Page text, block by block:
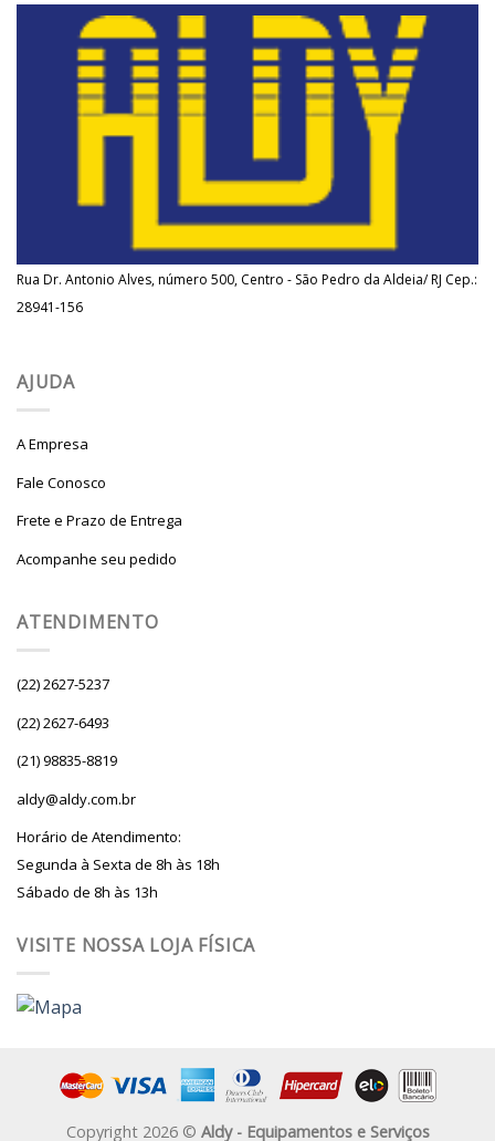
Rua Dr. Antonio Alves, número 500, Centro - São Pedro da Aldeia/ RJ Cep.:
28941-156
AJUDA
A Empresa
Fale Conosco
Frete e Prazo de Entrega
Acompanhe seu pedido
ATENDIMENTO
(22) 2627-5237
(22) 2627-6493
(21) 98835-8819
aldy@aldy.com.br
Horário de Atendimento:
Segunda à Sexta de 8h às 18h
Sábado de 8h às 13h
VISITE NOSSA LOJA FÍSICA
Copyright 2026 © Aldy - Equipamentos e Serviços